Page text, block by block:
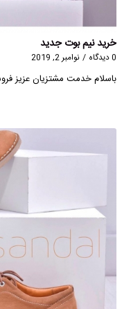
خرید نیم بوت جدید
0 دیدگاه / نوامبر 2, 2019
باسلام خدمت مشتزیان عزیز